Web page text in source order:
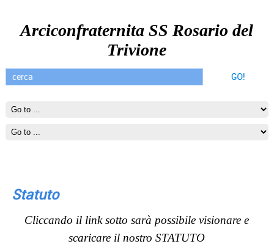
Arciconfraternita SS Rosario del
Trivione
Statuto
Cliccando il link sotto sarà possibile visionare e
scaricare il nostro STATUTO